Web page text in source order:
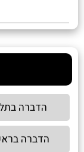
הדברה
הדברה